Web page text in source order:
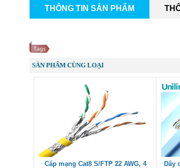
THÔNG TIN SẢN PHẨM
SẢN PHẨM CÙNG LOẠI
Cáp mạng Cat8 S/FTP 22 AWG, 4
Dây